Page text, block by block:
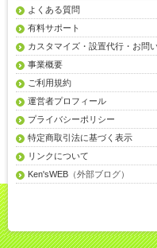
よくある質問
有料サポート
カスタマイズ・設置代行・お問
事業概要
ご利用規約
運営者プロフィール
プライバシーポリシー
特定商取引法に基づく表示
リンクについて
Ken'sWEB （外部ブログ）